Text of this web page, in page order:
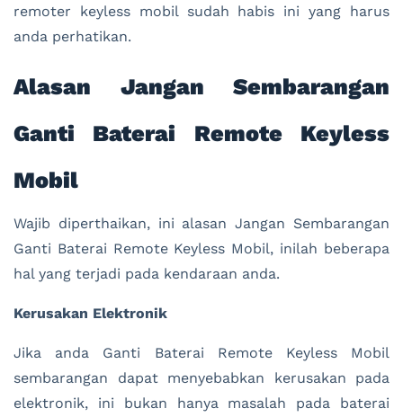
remoter keyless mobil sudah habis ini yang harus
anda perhatikan.
Alasan Jangan Sembarangan
Ganti Baterai Remote Keyless
Mobil
Wajib diperthaikan, ini alasan Jangan Sembarangan
Ganti Baterai Remote Keyless Mobil, inilah beberapa
hal yang terjadi pada kendaraan anda.
Kerusakan Elektronik
Jika anda Ganti Baterai Remote Keyless Mobil
sembarangan dapat menyebabkan kerusakan pada
elektronik, ini bukan hanya masalah pada baterai